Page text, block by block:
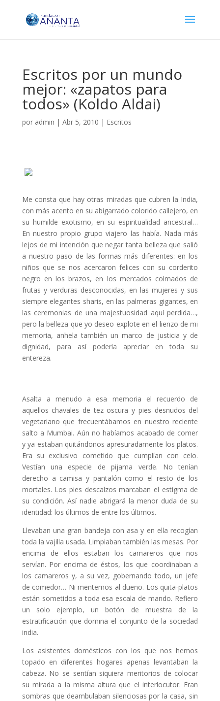
Escritos por un mundo
mejor: «zapatos para
todos» (Koldo Aldai)
por admin | Abr 5, 2010 | Escritos
Me consta que hay otras miradas que cubren la India,
con más acento en su abigarrado colorido callejero, en
su humilde exotismo, en su espiritualidad ancestral…
En nuestro propio grupo viajero las había. Nada más
lejos de mi intención que negar tanta belleza que salió
a nuestro paso de las formas más diferentes: en los
niños que se nos acercaron felices con su corderito
negro en los brazos, en los mercados colmados de
frutas y verduras desconocidas, en las mujeres y sus
siempre elegantes sharis, en las palmeras gigantes, en
las ceremonias de una majestuosidad aquí perdida…,
pero la belleza que yo deseo explote en el lienzo de mi
memoria, anhela también un marco de justicia y de
dignidad, para así poderla apreciar en toda su
entereza.
Asalta a menudo a esa memoria el recuerdo de
aquellos chavales de tez oscura y pies desnudos del
vegetariano que frecuentábamos en nuestro reciente
salto a Mumbai. Aún no habíamos acabado de comer
y ya estaban quitándonos apresuradamente los platos.
Era su exclusivo cometido que cumplían con celo.
Vestían una especie de pijama verde. No tenían
derecho a camisa y pantalón como el resto de los
mortales. Los pies descalzos marcaban el estigma de
su condición. Así nadie abrigará la menor duda de su
identidad: los últimos de entre los últimos.
Llevaban una gran bandeja con asa y en ella recogían
toda la vajilla usada. Limpiaban también las mesas. Por
encima de ellos estaban los camareros que nos
servían. Por encima de éstos, los que coordinaban a
los camareros y, a su vez, gobernando todo, un jefe
de comedor… Ni mentemos al dueño. Los quita-platos
están sometidos a toda esa escala de mando. Refiero
un solo ejemplo, un botón de muestra de la
estratificación que domina el conjunto de la sociedad
india.
Los asistentes domésticos con los que nos hemos
topado en diferentes hogares apenas levantaban la
cabeza. No se sentían siquiera meritorios de colocar
su mirada a la misma altura que el interlocutor. Eran
sombras que deambulaban silenciosas por la casa, sin